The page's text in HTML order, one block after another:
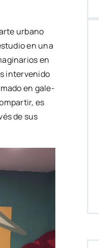
urbano
en una
en
inter­ve­ni­do
en gale­
es
de sus